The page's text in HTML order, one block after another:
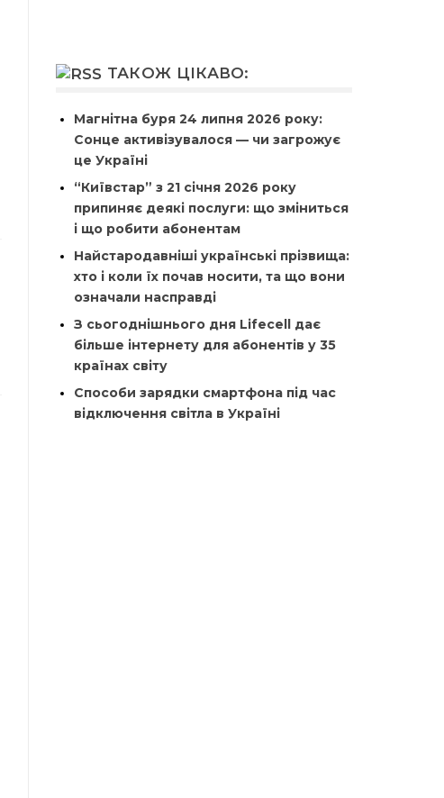
ТАКОЖ ЦІКАВО:
Магнітна буря 24 липня 2026 року:
Сонце активізувалося — чи загрожує
це Україні
“Київстар” з 21 січня 2026 року
припиняє деякі послуги: що зміниться
і що робити абонентам
Найстародавніші українські прізвища:
хто і коли їх почав носити, та що вони
означали насправді
З сьогоднішнього дня Lifecell дає
більше інтернету для абонентів у 35
країнах світу
Способи зарядки смартфона під час
відключення світла в Україні